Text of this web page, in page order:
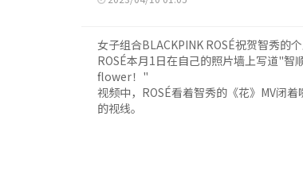
女子组合BLACKPINK ROSÉ祝贺智秀的
ROSÉ本月1日在自己的照片墙上写道"
flower！"
视频中，ROSÉ看着智秀的《花》MV闭
的视线。